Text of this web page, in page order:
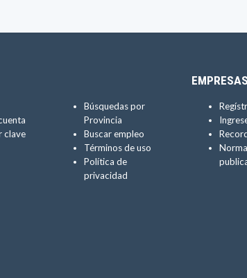
clave
Búsquedas por
Provincia
Buscar empleo
Términos de uso
Política de
privacidad
EMPRESAS